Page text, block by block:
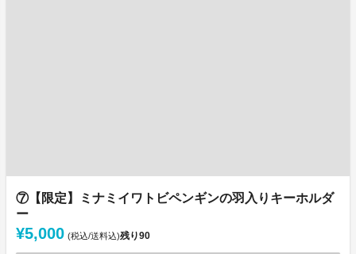
⑦【限定】ミナミイワトビペンギンの羽入りキーホルダ
ー
¥5,000 (税込/送料込)残り90